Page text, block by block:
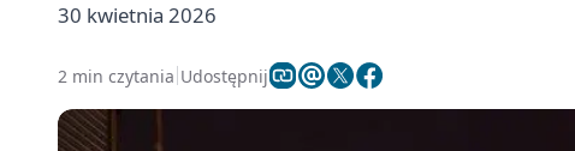
30 kwietnia 2026
2 min czytania Udostępnij